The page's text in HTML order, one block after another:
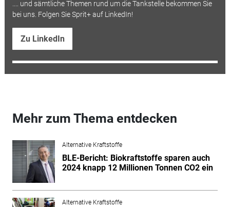
.... und sämtliche Themen rund um die Tankstelle bekommen Sie
bei uns. Folgen Sie Sprit+ auf LinkedIn!
Zu LinkedIn
Mehr zum Thema entdecken
Alternative Kraftstoffe
BLE-Bericht: Biokraftstoffe sparen auch
2024 knapp 12 Millionen Tonnen CO2 ein
Alternative Kraftstoffe